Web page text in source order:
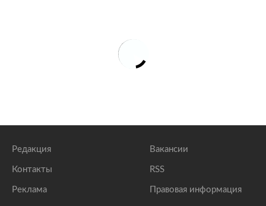
Редакция
Контакты
Реклама
Вакансии
RSS
Правовая информация